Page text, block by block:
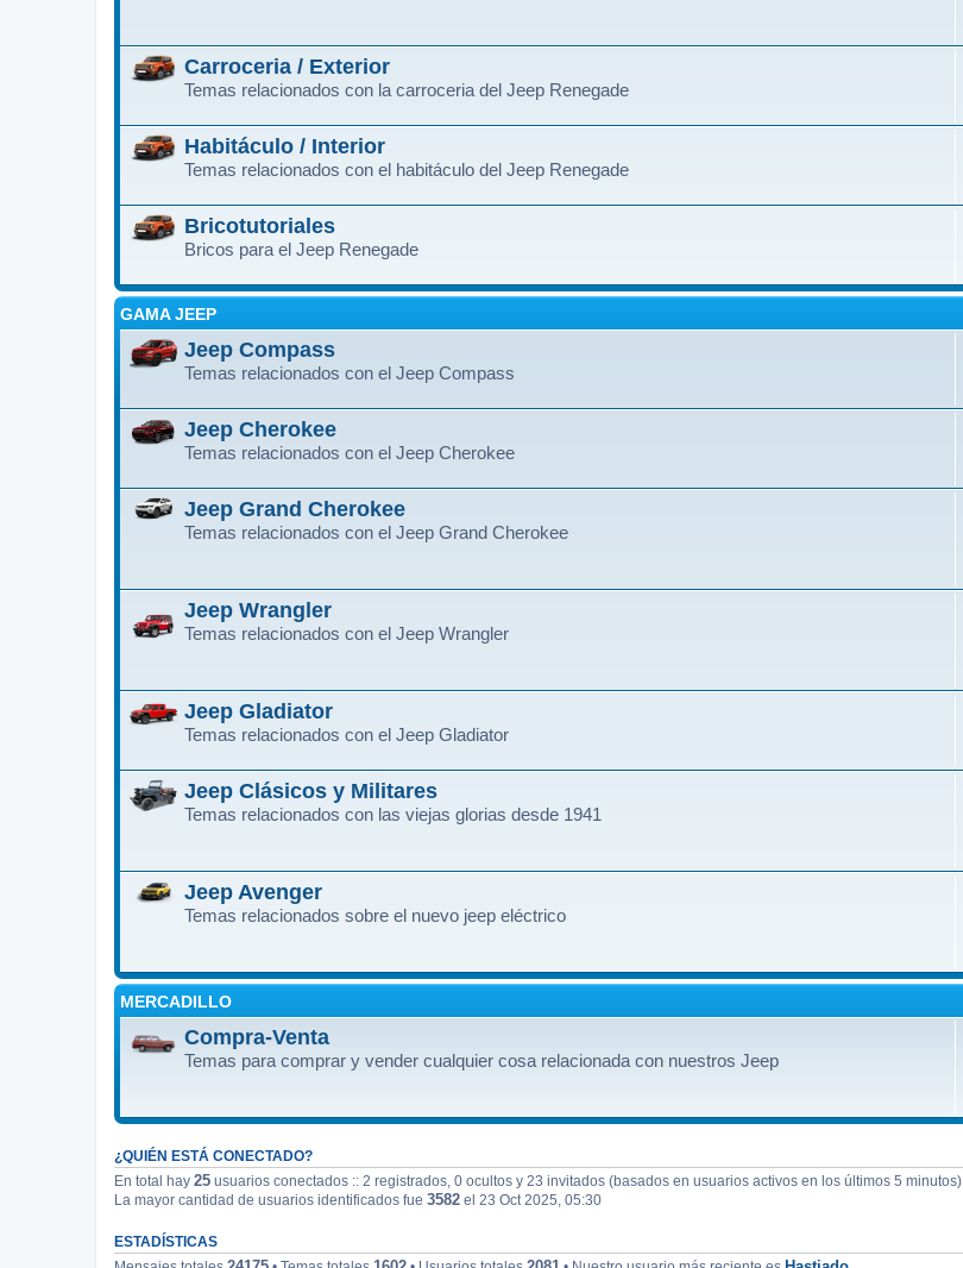
Carroceria / Exterior
Temas relacionados con la carroceria del Jeep Renegade
Habitáculo / Interior
Temas relacionados con el habitáculo del Jeep Renegade
Bricotutoriales
Bricos para el Jeep Renegade
GAMA JEEP
Jeep Compass
Temas relacionados con el Jeep Compass
Jeep Cherokee
Temas relacionados con el Jeep Cherokee
Jeep Grand Cherokee
Temas relacionados con el Jeep Grand Cherokee
Jeep Wrangler
Temas relacionados con el Jeep Wrangler
Jeep Gladiator
Temas relacionados con el Jeep Gladiator
Jeep Clásicos y Militares
Temas relacionados con las viejas glorias desde 1941
Jeep Avenger
Temas relacionados sobre el nuevo jeep eléctrico
MERCADILLO
Compra-Venta
Temas para comprar y vender cualquier cosa relacionada con nuestros Jeep
¿QUIÉN ESTÁ CONECTADO?
En total hay 25 usuarios conectados :: 2 registrados, 0 ocultos y 23 invitados (basados en usuarios activos en los últimos 5 minutos)
La mayor cantidad de usuarios identificados fue 3582 el 23 Oct 2025, 05:30
ESTADÍSTICAS